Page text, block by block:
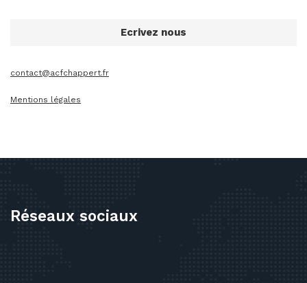
Ecrivez nous
contact@acfchappert.fr
Mentions légales
Réseaux sociaux